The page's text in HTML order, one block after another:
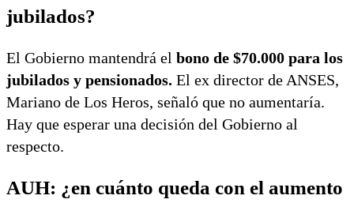
jubilados?
El Gobierno mantendrá el bono de $70.000 para los
jubilados y pensionados. El ex director de ANSES,
Mariano de Los Heros, señaló que no aumentaría.
Hay que esperar una decisión del Gobierno al
respecto.
AUH: ¿en cuánto queda con el aumento